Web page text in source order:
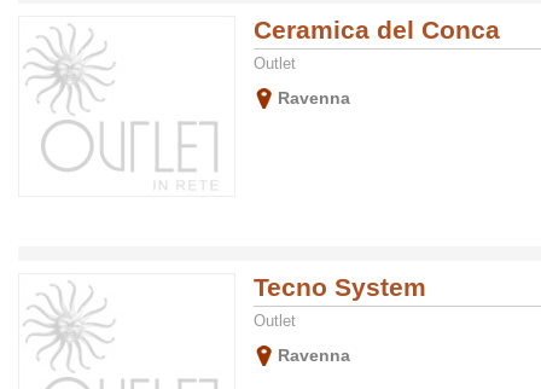
Ceramica del Conca
Outlet
Ravenna
Tecno System
Outlet
Ravenna